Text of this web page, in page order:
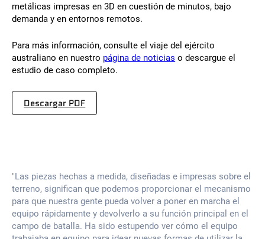
metálicas impresas en 3D en cuestión de minutos, bajo
demanda y en entornos remotos.
Para más información, consulte el viaje del ejército
australiano en nuestro página de noticias o descargue el
estudio de caso completo.
Descargar PDF
"Las piezas hechas a medida, diseñadas e impresas sobre el
terreno, significan que podemos proporcionar el mecanismo
para que nuestra gente pueda volver a poner en marcha el
equipo rápidamente y devolverlo a su función principal en el
campo de batalla. Ha sido estupendo ver cómo el equipo